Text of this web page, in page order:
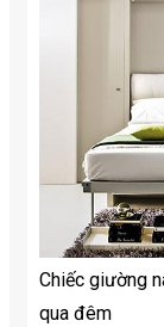
Chiếc giường
qua đêm